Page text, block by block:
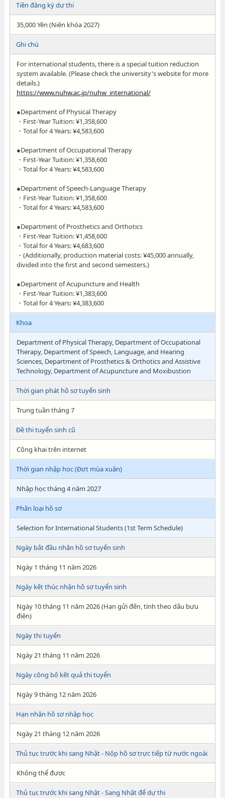
Tiền đăng ký dự thi
35,000 Yên (Niên khóa 2027)
Ghi chú
For international students, there is a special tuition reduction
system available. (Please check the university's website for more
details.)
https://www.nuhw.ac.jp/nuhw_international/
●Department of Physical Therapy
・First-Year Tuition: ¥1,358,600
・Total for 4 Years: ¥4,583,600
●Department of Occupational Therapy
・First-Year Tuition: ¥1,358,600
・Total for 4 Years: ¥4,583,600
●Department of Speech-Language Therapy
・First-Year Tuition: ¥1,358,600
・Total for 4 Years: ¥4,583,600
●Department of Prosthetics and Orthotics
・First-Year Tuition: ¥1,458,600
・Total for 4 Years: ¥4,683,600
・(Additionally, production material costs: ¥45,000 annually,
divided into the first and second semesters.)
●Department of Acupuncture and Health
・First-Year Tuition: ¥1,383,600
・Total for 4 Years: ¥4,383,600
Khoa
Department of Physical Therapy, Department of Occupational
Therapy, Department of Speech, Language, and Hearing
Sciences, Department of Prosthetics & Orthotics and Assistive
Technology, Department of Acupuncture and Moxibustion
Thời gian phát hồ sơ tuyển sinh
Trung tuần tháng 7
Đề thi tuyển sinh cũ
Công khai trên internet
Thời gian nhập học (Đợt mùa xuân)
Nhập học tháng 4 năm 2027
Phân loại hồ sơ
Selection for International Students (1st Term Schedule)
Ngày bắt đầu nhận hồ sơ tuyển sinh
Ngày 1 tháng 11 năm 2026
Ngày kết thúc nhận hồ sơ tuyển sinh
Ngày 10 tháng 11 năm 2026 (Hạn gửi đến, tính theo dấu bưu
điện)
Ngày thi tuyển
Ngày 21 tháng 11 năm 2026
Ngày công bố kết quả thi tuyển
Ngày 9 tháng 12 năm 2026
Hạn nhận hồ sơ nhập học
Ngày 21 tháng 12 năm 2026
Thủ tục trước khi sang Nhật - Nộp hồ sơ trực tiếp từ nước ngoài
Không thể được
Thủ tục trước khi sang Nhật - Sang Nhật để dự thi